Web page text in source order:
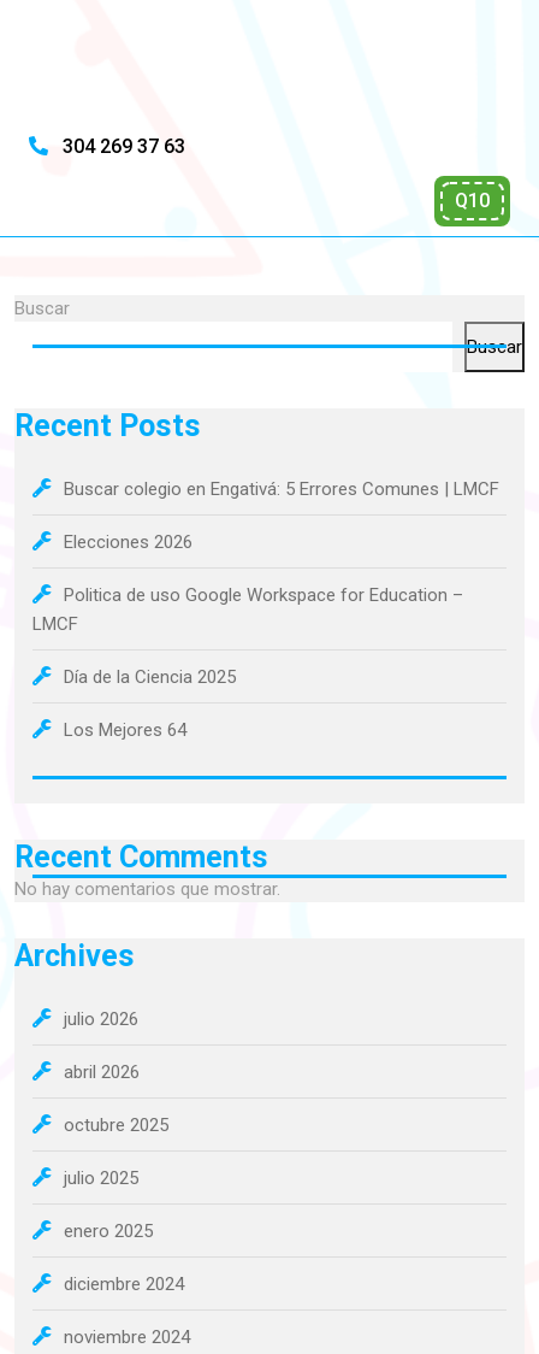
304 269 37 63
Q10
Buscar
Buscar
Recent Posts
Buscar colegio en Engativá: 5 Errores Comunes | LMCF
Elecciones 2026
Politica de uso Google Workspace for Education –
LMCF
Día de la Ciencia 2025
Los Mejores 64
Recent Comments
No hay comentarios que mostrar.
Archives
julio 2026
abril 2026
octubre 2025
julio 2025
enero 2025
diciembre 2024
noviembre 2024